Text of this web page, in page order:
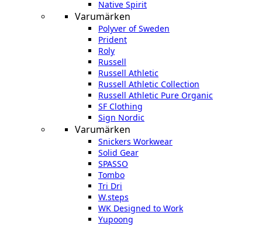
Native Spirit
Varumärken
Polyver of Sweden
Prident
Roly
Russell
Russell Athletic
Russell Athletic Collection
Russell Athletic Pure Organic
SF Clothing
Sign Nordic
Varumärken
Snickers Workwear
Solid Gear
SPASSO
Tombo
Tri Dri
W.steps
WK Designed to Work
Yupoong